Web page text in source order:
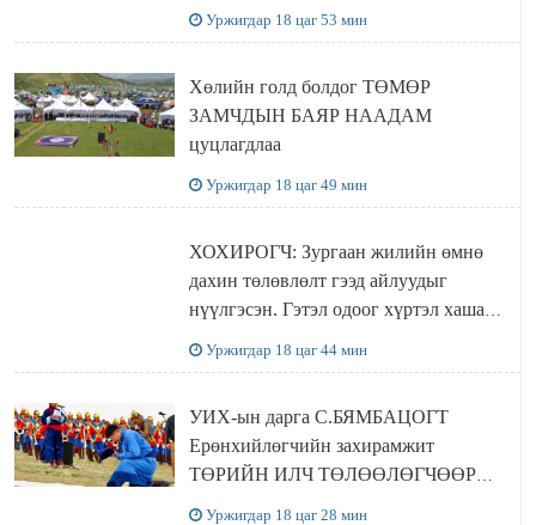
Уржигдар 18 цаг 53 мин
Хөлийн голд болдог ТӨМӨР
ЗАМЧДЫН БАЯР НААДАМ
цуцлагдлаа
Уржигдар 18 цаг 49 мин
ХОХИРОГЧ: Зургаан жилийн өмнө
дахин төлөвлөлт гээд айлуудыг
нүүлгэсэн. Гэтэл одоог хүртэл хашаа
Уржигдар 18 цаг 44 мин
УИХ-ын дарга С.БЯМБАЦОГТ
Ерөнхийлөгчийн захирамжит
ТӨРИЙН ИЛЧ ТӨЛӨӨЛӨГЧӨӨР
Уржигдар 18 цаг 28 мин